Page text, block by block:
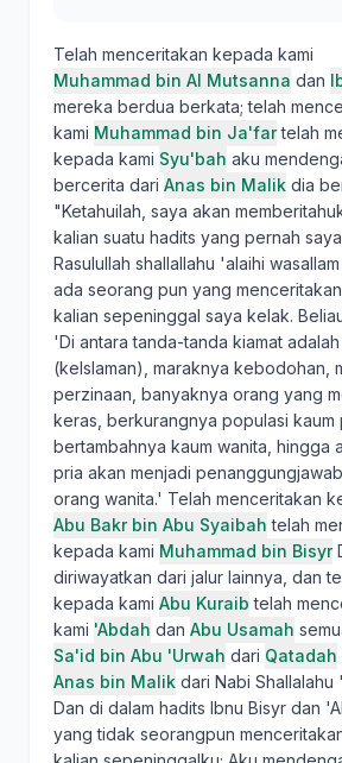
Telah menceritakan kepada kami
Muhammad bin Al Mutsanna dan
mereka berdua berkata; telah
kami Muhammad bin Ja'fartelah
kepada kami Syu'bah aku
bercerita dari Anas bin Malik dia
"Ketahuilah, saya akan
kalian suatu hadits yang pernah
Rasulullah shallallahu 'alaihi
ada seorang pun yang
kalian sepeninggal saya kelak.
'Di antara tanda-tanda kiamat
(keIslaman), maraknya kebodohan,
perzinaan, banyaknya orang yang
keras, berkurangnya populasi kaum
bertambahnya kaum wanita, hingga
pria akan menjadi
orang wanita.' Telah menceritakan
Abu Bakr bin Abu Syaibah telah
kepada kami Muhammad bin Bisyr
diriwayatkan dari jalur lainnya, dan
kepada kami Abu Kuraib telah
kami 'Abdah dan Abu Usamah
Sa'id bin Abu 'Urwah dari Qatadah
Anas bin Malik dari Nabi Shallalahu
Dan di dalam hadits Ibnu Bisyr dan
yang tidak seorangpun